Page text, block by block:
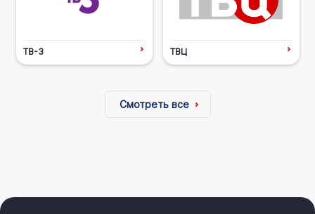
ТВ-3 ТВЦ
Смотреть все